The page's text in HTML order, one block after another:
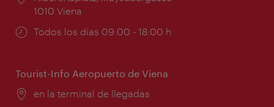
1010 Viena
Horarios
Todos los días 09:00 - 18:00 h
Tourist-Info Aeropuerto de Viena
Lugar:
en la terminal de llegadas